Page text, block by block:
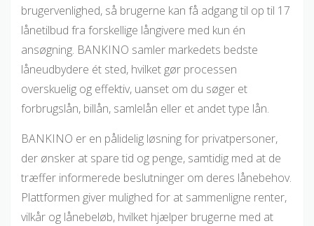
brugervenlighed, så brugerne kan få adgang til op til 17
lånetilbud fra forskellige långivere med kun én
ansøgning. BANKINO samler markedets bedste
låneudbydere ét sted, hvilket gør processen
overskuelig og effektiv, uanset om du søger et
forbrugslån, billån, samlelån eller et andet type lån.
BANKINO er en pålidelig løsning for privatpersoner,
der ønsker at spare tid og penge, samtidig med at de
træffer informerede beslutninger om deres lånebehov.
Plattformen giver mulighed for at sammenligne renter,
vilkår og lånebeløb, hvilket hjælper brugerne med at